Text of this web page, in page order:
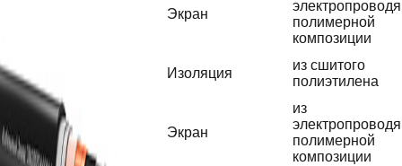
Экран
полимерной
композиции
Изоляция
из сшитого
полиэтилена
Экран
из
полимерной
композиции